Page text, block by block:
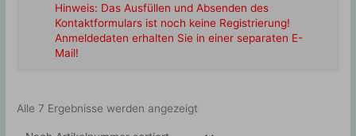
Hinweis: Das Ausfüllen und Absenden des
Kontaktformulars ist noch keine Registrierung!
Anmeldedaten erhalten Sie in einer separaten E-
Mail!
Alle 7 Ergebnisse werden angezeigt